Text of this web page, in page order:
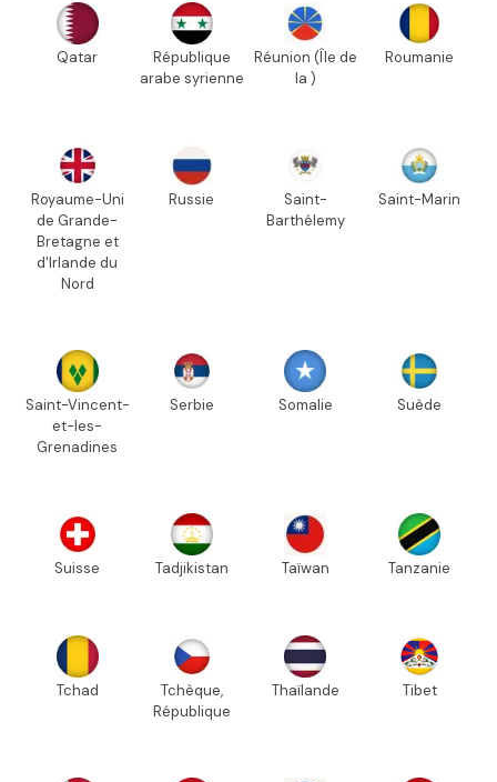
Qatar
République
arabe syrienne
Réunion (Île de
la )
Roumanie
Royaume-Uni
de Grande-
Bretagne et
d'Irlande du
Nord
Russie
Saint-
Barthélemy
Saint-Marin
Saint-Vincent-
et-les-
Grenadines
Serbie Somalie Suède
Suisse Tadjikistan Taïwan Tanzanie
Tchad
Tchèque,
République
Thaïlande Tibet